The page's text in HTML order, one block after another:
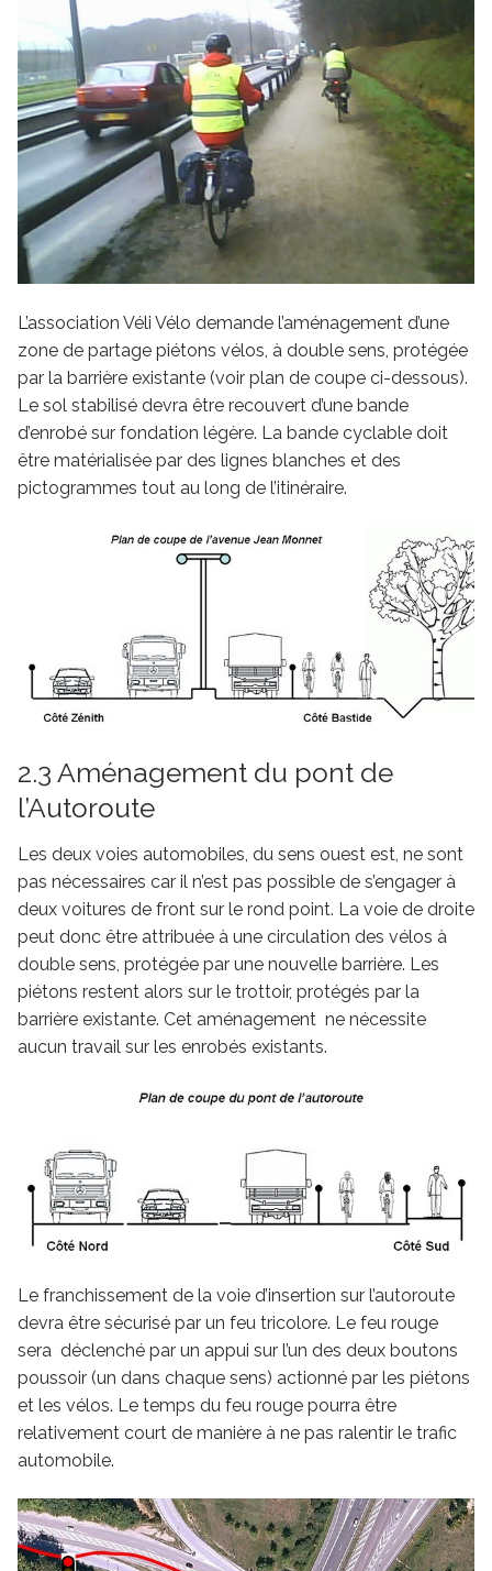
L’association Véli Vélo demande l’aménagement d’une
zone de partage piétons vélos, à double sens, protégée
par la barrière existante (voir plan de coupe ci-dessous).
Le sol stabilisé devra être recouvert d’une bande
d’enrobé sur fondation légère. La bande cyclable doit
être matérialisée par des lignes blanches et des
pictogrammes tout au long de l’itinéraire.
2.3 Aménagement du pont de
l’Autoroute
Les deux voies automobiles, du sens ouest est, ne sont
pas nécessaires car il n’est pas possible de s’engager à
deux voitures de front sur le rond point. La voie de droite
peut donc être attribuée à une circulation des vélos à
double sens, protégée par une nouvelle barrière. Les
piétons restent alors sur le trottoir, protégés par la
barrière existante. Cet aménagement ne nécessite
aucun travail sur les enrobés existants.
Le franchissement de la voie d’insertion sur l’autoroute
devra être sécurisé par un feu tricolore. Le feu rouge
sera déclenché par un appui sur l’un des deux boutons
poussoir (un dans chaque sens) actionné par les piétons
et les vélos. Le temps du feu rouge pourra être
relativement court de manière à ne pas ralentir le trafic
automobile.